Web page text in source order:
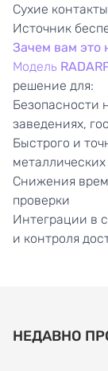
Сухие
Источник
Зачем вам это
Модель
решение для:
Безопасности
заведениях,
Быстрого и
Снижения
проверки
Интеграции в
и контроля
НЕДАВНО